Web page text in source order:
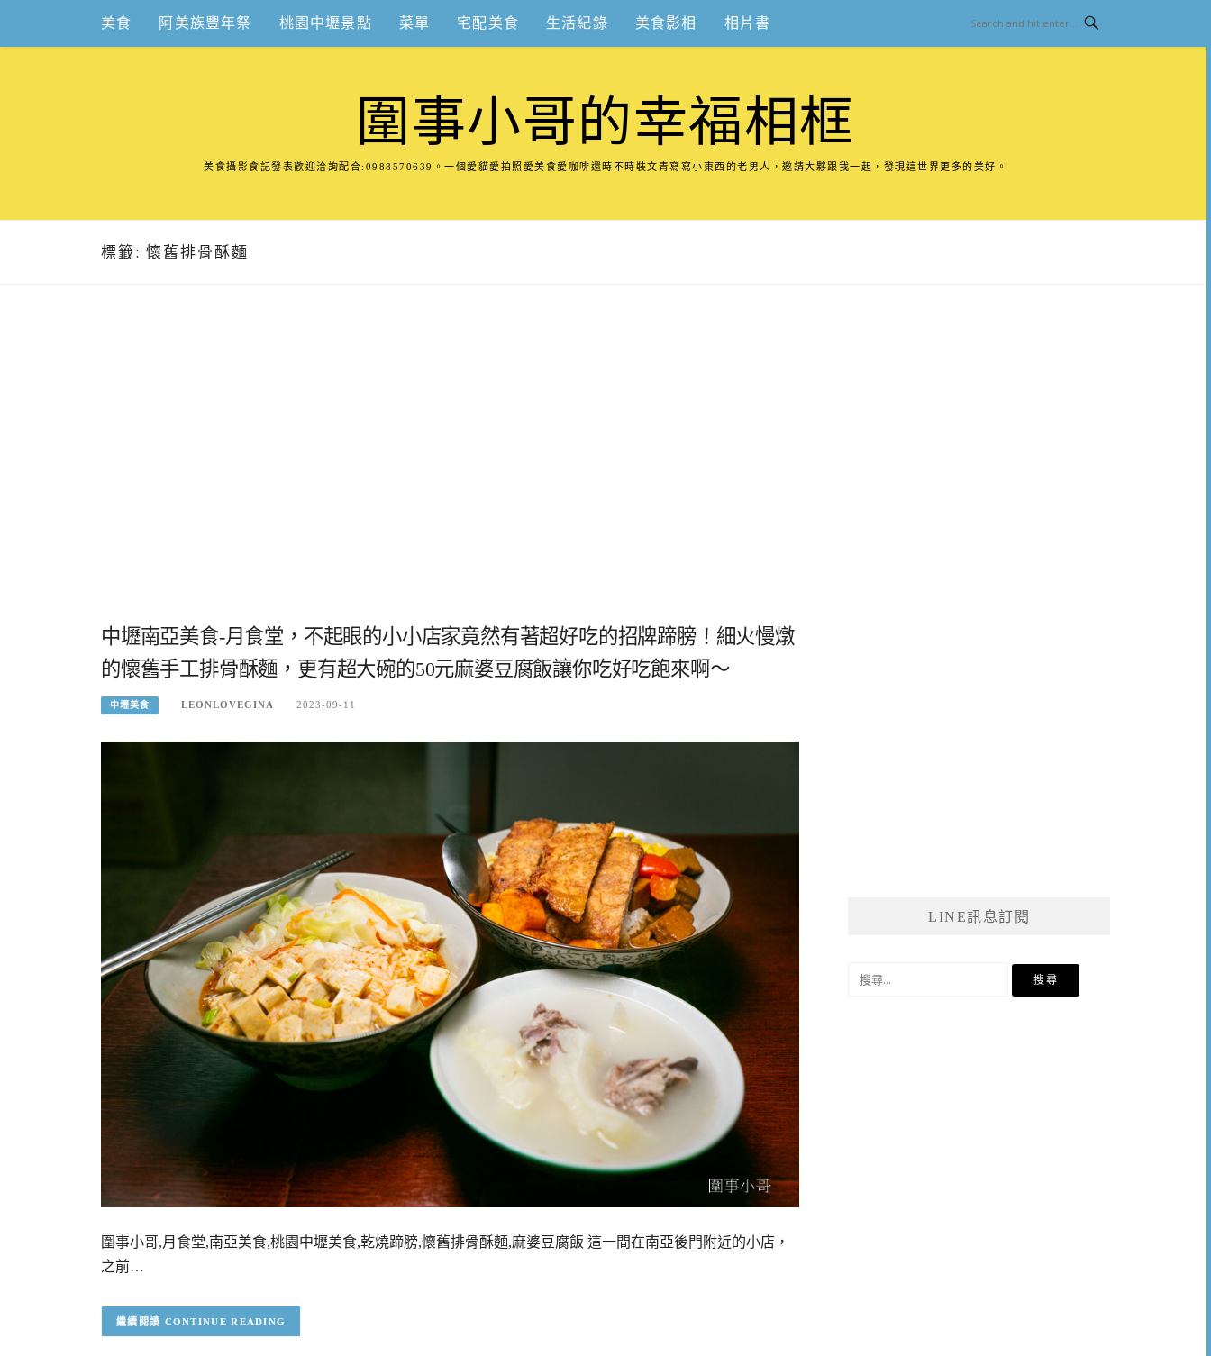
content
美食 阿美族豐年祭 桃園中壢景點 菜單 宅配美食 生活紀錄 美食影相 相片書
圍事小哥的幸福相框
美食攝影食記發表歡迎洽詢配合:0988570639。一個愛貓愛拍照愛美食愛咖啡還時不時裝文青寫寫小東西的老男人，邀請大夥跟我一起，發現這世界更多的美好。
標籤: 懷舊排骨酥麵
中壢南亞美食-月食堂，不起眼的小小店家竟然有著超好吃的招牌蹄膀！細火慢燉
的懷舊手工排骨酥麵，更有超大碗的50元麻婆豆腐飯讓你吃好吃飽來啊～
中壢美食 LEONLOVEGINA 2023-09-11
圍事小哥,月食堂,南亞美食,桃園中壢美食,乾燒蹄膀,懷舊排骨酥麵,麻婆豆腐飯 這一間在南亞後門附近的小店，
之前…
CONTINUE READING
LINE訊息訂閱